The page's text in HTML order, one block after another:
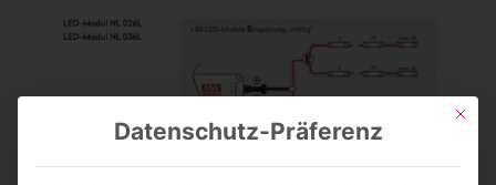
Mit
Datenschutz-Präferenz